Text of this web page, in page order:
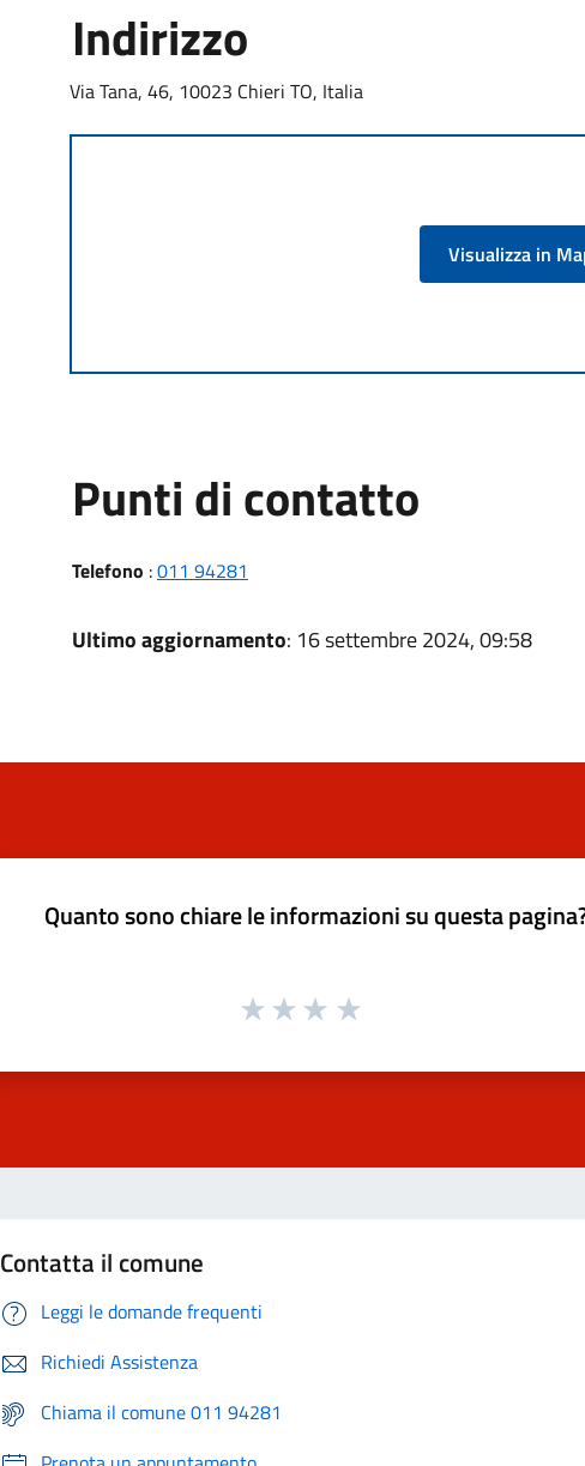
Indirizzo
Via Tana, 46, 10023 Chieri TO, Italia
Visualizza in
Punti di contatto
Telefono :011 94281
Ultimo aggiornamento: 16 settembre 2024, 09:58
Quanto sono chiare le informazioni su questa
Contatta il comune
Leggi le domande frequenti
Richiedi Assistenza
Chiama il comune 011 94281